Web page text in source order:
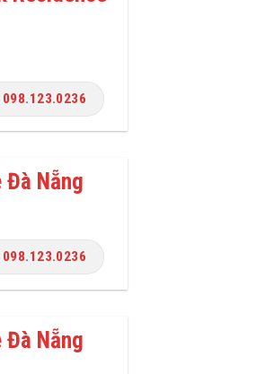
098.123.0236
Đà Nẵng
098.123.0236
Đà Nẵng